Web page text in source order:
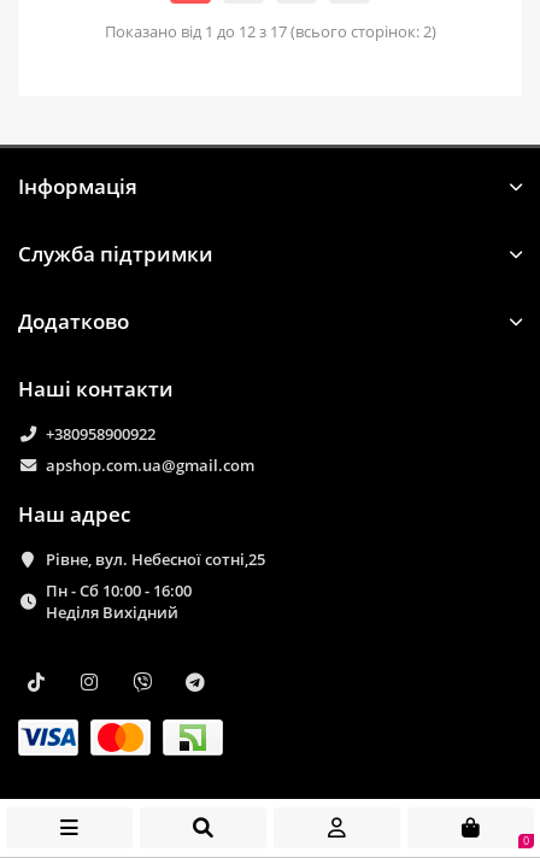
Показано від 1 до 12 з 17 (всього сторінок: 2)
Iнформація
Служба підтримки
Додатково
Наші контакти
+380958900922
apshop.com.ua@gmail.com
Наш адрес
Рівне, вул. Небесної сотні,25
Пн - Сб 10:00 - 16:00
Неділя Вихідний
0